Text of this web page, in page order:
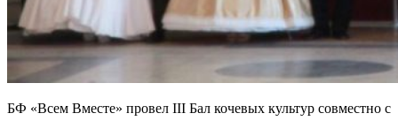
БФ «Всем Вместе» провел III Бал кочевых культур совместно с